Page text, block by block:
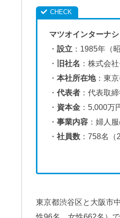
マツオインターナ
・ 設立 ：1985年（
・
旧社名 ：株式会
・ 本社所在地：東
・ 代表者 ：代表取
・ 資本金 ：5,000万
・ 事業内容 ：婦人
・ 社員数 ：758名（
東京都渋谷区と大阪市